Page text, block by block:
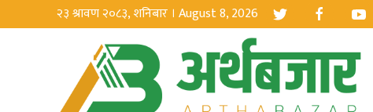
२३ श्रावण २०८३, शनिबार । August 8, 2026